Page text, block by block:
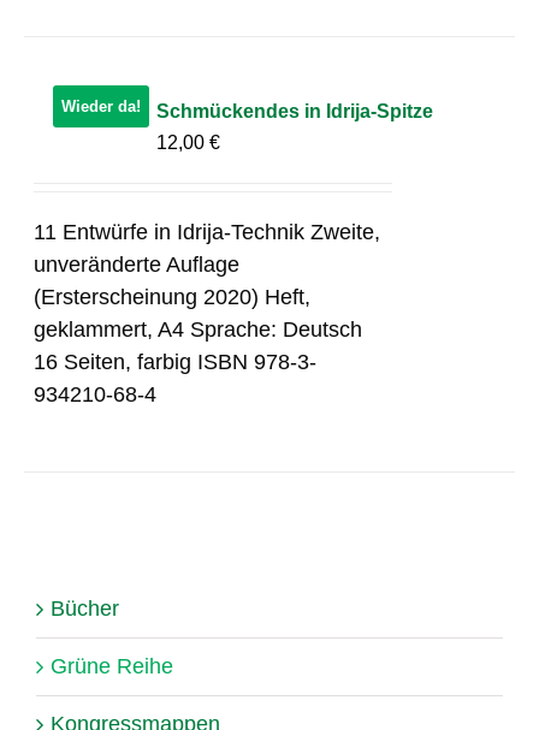
Wieder da!
Schmückendes in Idrija-Spitze
12,00€
11 Entwürfe in Idrija-Technik Zweite,
unveränderte Auflage
(Ersterscheinung 2020) Heft,
geklammert, A4 Sprache: Deutsch
16 Seiten, farbig ISBN 978-3-
934210-68-4
Bücher
Grüne Reihe
Kongressmappen